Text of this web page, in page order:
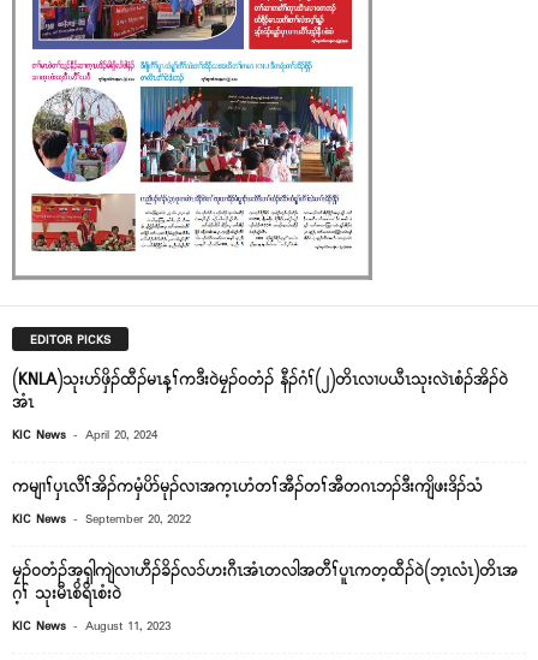
EDITOR PICKS
(KNLA)သုးပာ်ဖှိၣ်ထီၣ်မၤန့ၢ်ကဒီး၀ဲမၠၣ်၀တံၣ် နီၣ်ဂံၢ်(၂)တိၤလၢပယီၤသုးလဲၤစံၣ်အိၣ်၀ဲ
အံၤ
KIC News - April 20, 2024
ကမျၢၢ်ၦၤလီၢ်အိၣ်ကမှံပိာ်မုၣ်လၢအက့ၤဟံတၢ်အီၣ်တၢ်အီတဂၤဘၣ်ဒီးကျိဖးဒိၣ်သံ
KIC News - September 20, 2022
မၠၣ်၀တံၣ်အ့ရှါကျဲလၢဟီၣ်ခိၣ်လ၁်ဟးဂီၤအံၤတလါအတီၢ်ပူၤကတ့ထီၣ်၀ဲ(ဘ့ၤလံၤ)တိၤအ
ဂ့ၢ် သုးမီၤစိရိၤစံး၀ဲ
KIC News - August 11, 2023